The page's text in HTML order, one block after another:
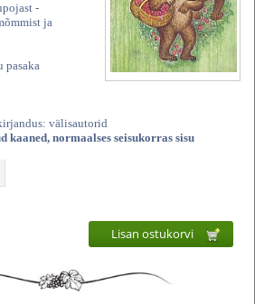
-
ja
pasaka
välisautorid
kaaned, normaalses seisukorras sisu
Lisan ostukorvi